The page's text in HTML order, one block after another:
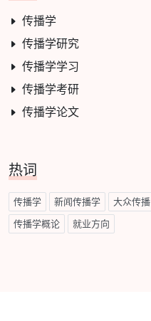
传播学
传播学研究
传播学学习
传播学考研
传播学论文
热词
传播学 新闻传播学 大众传播
传播学概论 就业方向